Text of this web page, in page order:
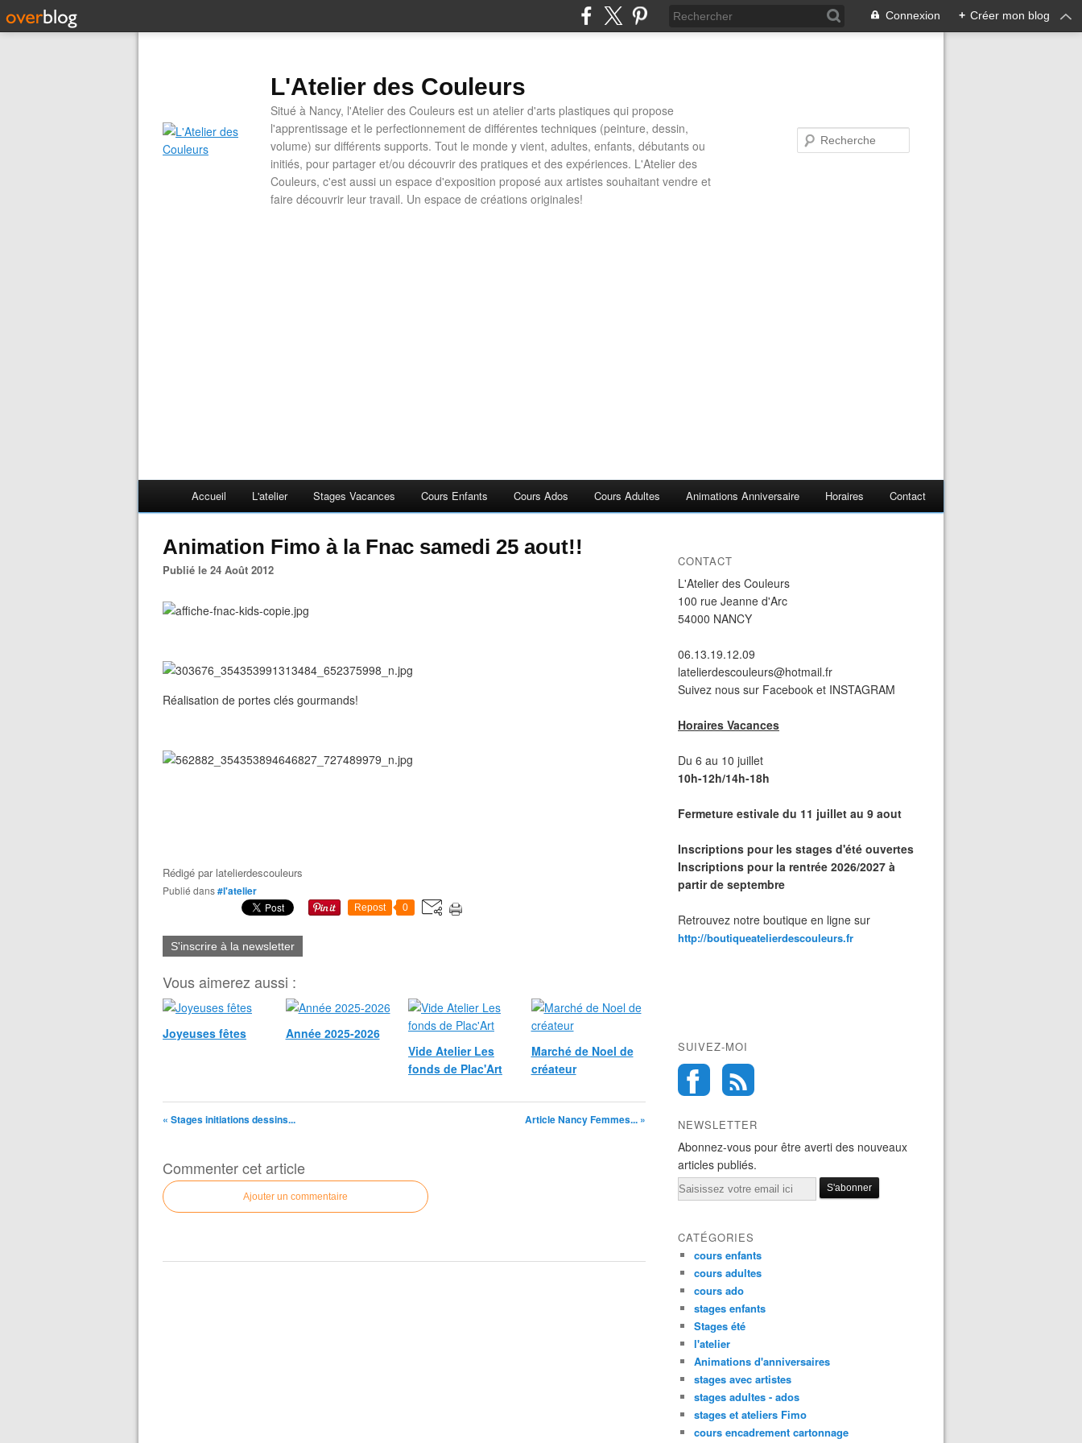
Connexion + Créer mon blog
L'Atelier des Couleurs
Situé à Nancy, l'Atelier des Couleurs est un atelier d'arts plastiques qui propose
l'apprentissage et le perfectionnement de différentes techniques (peinture, dessin,
volume) sur différents supports. Tout le monde y vient, adultes, enfants, débutants ou
initiés, pour partager et/ou découvrir des pratiques et des expériences. L'Atelier des
Couleurs, c'est aussi un espace d'exposition proposé aux artistes souhaitant vendre et
faire découvrir leur travail. Un espace de créations originales!
Accueil L'atelier Stages Vacances Cours Enfants Cours Ados Cours Adultes Animations Anniversaire Horaires Contact
Animation Fimo à la Fnac samedi 25 aout!!
Publié le 24 Août 2012
Réalisation de portes clés gourmands!
Rédigé par latelierdescouleurs
Publié dans#l'atelier
Repost 0
S'inscrire à la newsletter
Vous aimerez aussi :
Joyeuses fêtes
Année 2025-2026
Vide Atelier Les
fonds de Plac'Art
Marché de Noel de
créateur
« Stages initiations dessins... Article Nancy Femmes... »
Commenter cet article
Ajouter un commentaire
CONTACT
L'Atelier des Couleurs
100 rue Jeanne d'Arc
54000 NANCY
06.13.19.12.09
latelierdescouleurs@hotmail.fr
Suivez nous sur Facebook et INSTAGRAM
Horaires Vacances
Du 6 au 10 juillet
10h-12h/14h-18h
Fermeture estivale du 11 juillet au 9 aout
Inscriptions pour les stages d'été ouvertes
Inscriptions pour la rentrée 2026/2027 à
partir de septembre
Retrouvez notre boutique en ligne sur
http://boutiqueatelierdescouleurs.fr
SUIVEZ-MOI
NEWSLETTER
Abonnez-vous pour être averti des nouveaux
articles publiés.
Email
CATÉGORIES
cours enfants
cours adultes
cours ado
stages enfants
Stages été
l'atelier
Animations d'anniversaires
stages avec artistes
stages adultes - ados
stages et ateliers Fimo
cours encadrement cartonnage